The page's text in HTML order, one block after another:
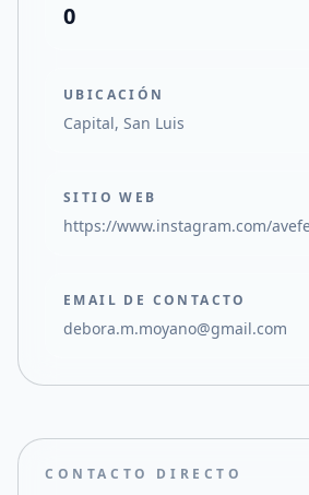
0
UBICACIÓN
Capital, San Luis
SITIO WEB
https://www.instagram.com/
EMAIL DE CONTACTO
debora.m.moyano@gmail.com
CONTACTO DIRECTO